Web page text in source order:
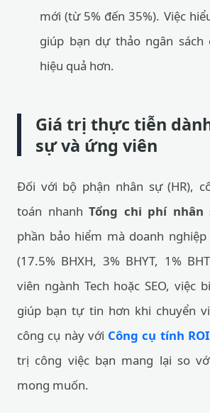
mới (từ 5% đến 35%). Việc
giúp bạn dự thảo ngân sách
hiệu quả hơn.
Giá trị thực tiễn
sự và ứng viên
Đối với bộ phận nhân sự (HR),
toán nhanhTổng chi phí nhân
phần bảo hiểm mà doanh
(17.5% BHXH, 3% BHYT, 1%
viên ngành Tech hoặc SEO, việc
giúp bạn tự tin hơn khi chuyển
công cụ này với Công cụ tính ROI
trị công việc bạn mang lại so
mong muốn.